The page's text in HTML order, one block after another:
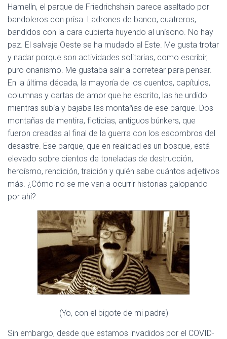
Hamelín, el parque de Friedrichshain parece asaltado por
bandoleros con prisa. Ladrones de banco, cuatreros,
bandidos con la cara cubierta huyendo al unísono. No hay
paz. El salvaje Oeste se ha mudado al Este. Me gusta trotar
y nadar porque son actividades solitarias, como escribir,
puro onanismo. Me gustaba salir a corretear para pensar.
En la última década, la mayoría de los cuentos, capítulos,
columnas y cartas de amor que he escrito, las he urdido
mientras subía y bajaba las montañas de ese parque. Dos
montañas de mentira, ficticias, antiguos búnkers, que
fueron creadas al final de la guerra con los escombros del
desastre. Ese parque, que en realidad es un bosque, está
elevado sobre cientos de toneladas de destrucción,
heroísmo, rendición, traición y quién sabe cuántos adjetivos
más. ¿Cómo no se me van a ocurrir historias galopando
por ahí?
(Yo, con el bigote de mi padre)
Sin embargo, desde que estamos invadidos por el COVID-